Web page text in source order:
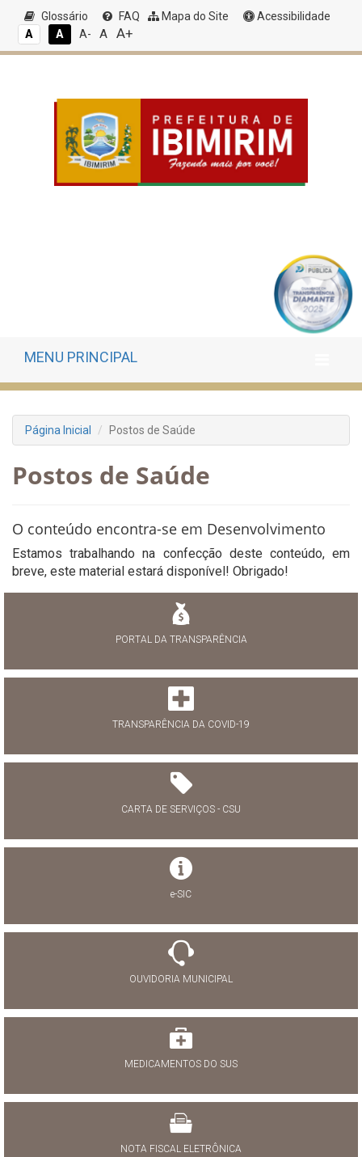
Glossário FAQ Mapa do Site
Acessibilidade
A
A A- A A+
MENU PRINCIPAL
Página Inicial Postos de Saúde
Postos de Saúde
O conteúdo encontra-se em Desenvolvimento
Estamos trabalhando na confecção deste conteúdo, em
breve, este material estará disponível! Obrigado!
PORTAL DA TRANSPARÊNCIA
TRANSPARÊNCIA DA COVID-19
CARTA DE SERVIÇOS - CSU
e-SIC
OUVIDORIA MUNICIPAL
MEDICAMENTOS DO SUS
NOTA FISCAL ELETRÔNICA